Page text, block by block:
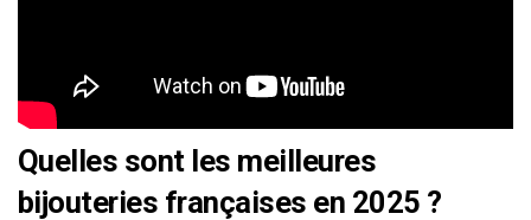
Quelles sont les meilleures
bijouteries françaises en 2025 ?